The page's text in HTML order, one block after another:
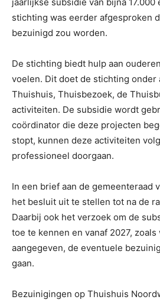
stichting was eerder afgesproken
bezuinigd zou worden.
De stichting biedt hulp aan
voelen. Dit doet de stichting onder
Thuishuis, Thuisbezoek, de
activiteiten. De subsidie wordt
coördinator die deze projecten
stopt, kunnen deze activiteiten
professioneel doorgaan.
In een brief aan de gemeenteraad
het besluit uit te stellen tot na de
Daarbij ook het verzoek om de
toe te kennen en vanaf 2027,
aangegeven, de eventuele
gaan.
Bezuinigingen op Thuishuis